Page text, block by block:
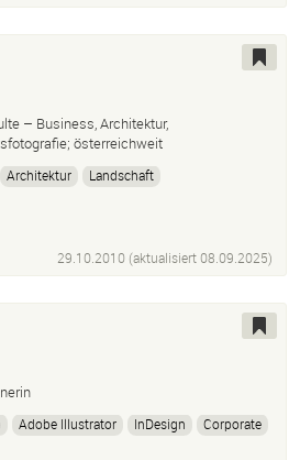
– Business, Architektur,
österreichweit
Architektur Landschaft
29.10.2010 (aktualisiert08.09.2025)
Adobe Illustrator InDesign
Corporate